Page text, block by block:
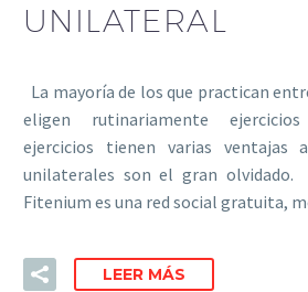
UNILATERAL
La mayoría de los que practican
eligen rutinariamente
ejercicios tienen varias ventajas
unilaterales son el gran
Fitenium es una red social gratuita,
LEER MÁS